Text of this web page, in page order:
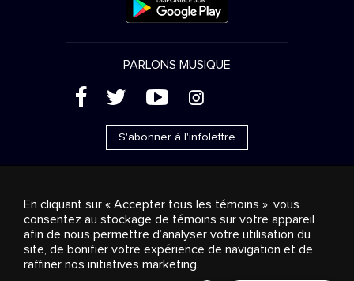
PARLONS MUSIQUE
( ' + &
S'abonner à l'infolettre
Ventes publicitaires
Diffusion & distribution
Consommateurs
Solutions d’affaires Radio
propos
Cookies settings
En cliquant sur « Accepter tous les témoins », vous
consentez au stockage de témoins sur votre appareil
afin de nous permettre d’analyser votre utilisation du
site, de bonifier votre expérience de navigation et de
raffiner nos initiatives marketing.